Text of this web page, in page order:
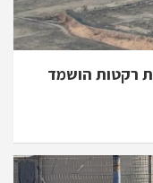
רקטות הושמד